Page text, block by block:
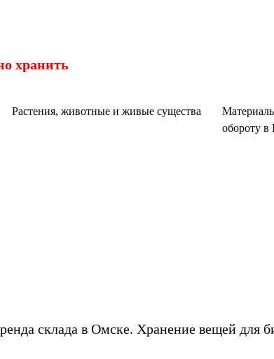
хранить
Растения, животные и живые существа
обороту
склада в Омске. Хранение вещей для